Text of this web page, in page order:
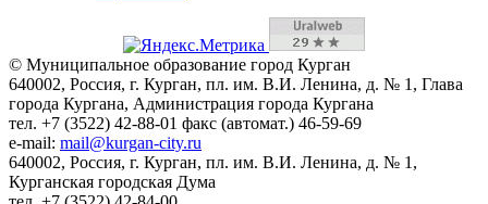
© Муниципальное образование город Курган
640002, Россия, г. Курган, пл. им. В.И. Ленина, д. № 1, Глава
города Кургана, Администрация города Кургана
тел. +7 (3522) 42-88-01 факс (автомат.) 46-59-69
e-mail: mail@kurgan-city.ru
640002, Россия, г. Курган, пл. им. В.И. Ленина, д. № 1,
Курганская городская Дума